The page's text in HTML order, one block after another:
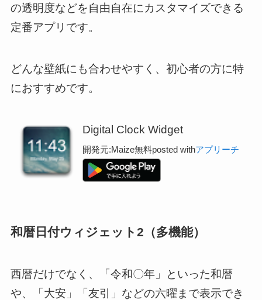
の透明度などを自由自在にカスタマイズできる
定番アプリです。
どんな壁紙にも合わせやすく、初心者の方に特
におすすめです。
Digital Clock Widget
開発元:Maize無料posted withアプリーチ
和暦日付ウィジェット2（多機能）
西暦だけでなく、「令和〇年」といった和暦
や、「大安」「友引」などの六曜まで表示でき